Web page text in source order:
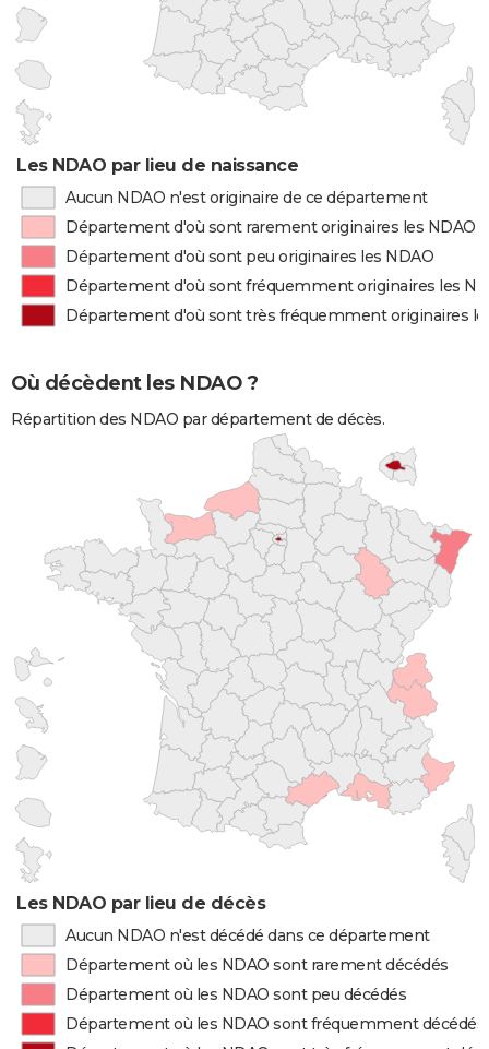
Les NDAO par lieu de naissance
Aucun NDAO n'est originaire de ce département
Département d'où sont rarement originaires les NDAO
Département d'où sont peu originaires les NDAO
Département d'où sont fréquemment originaires les
Département d'où sont très fréquemment originaires
Où décèdent les NDAO ?
Répartition des NDAO par département de décès.
Les NDAO par lieu de décès
Aucun NDAO n'est décédé dans ce département
Département où les NDAO sont rarement décédés
Département où les NDAO sont peu décédés
Département où les NDAO sont fréquemment décédés